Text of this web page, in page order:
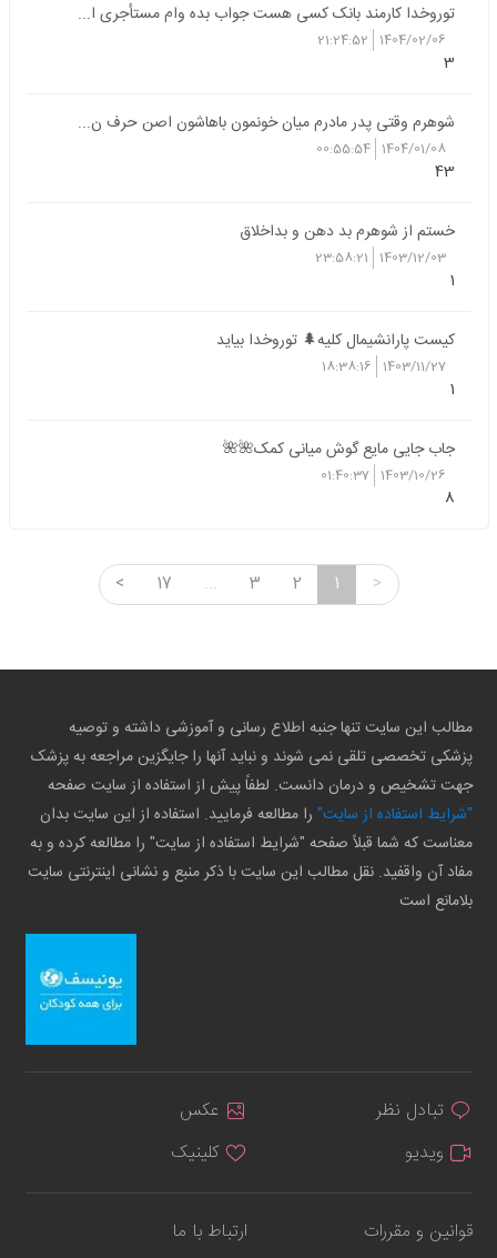
توروخدا کارمند بانک کسی هست جواب بده وام مستأجری ا...
1404/02/06
21:24:52
3
شوهرم وقتی پدر مادرم میان خونمون باهاشون اصن حرف ن...
1404/01/08
00:55:54
43
خستم از شوهرم بد دهن و بداخلاق
1403/12/03
23:58:21
1
کیست پارانشیمال کلیه🌲 توروخدا بیاید
1403/11/27
18:38:16
1
جاب جایی مایع گوش میانی کمک🌺🌺
1403/10/26
01:40:37
8
>
1
2
3
...
17
<
مطالب این سایت تنها جنبه اطلاع رسانی و آموزشی داشته و توصیه
پزشکی تخصصی تلقی نمی شوند و نباید آنها را جایگزین مراجعه به پزشک
جهت تشخیص و درمان دانست. لطفاً پیش از استفاده از سایت صفحه
"شرایط استفاده از سایت" را مطالعه فرمایید. استفاده از این سایت بدان
معناست که شما قبلاً صفحه "شرایط استفاده از سایت" را مطالعه کرده و به
مفاد آن واقفید. نقل مطالب این سایت با ذکر منبع و نشانی اینترنتی سایت
بلامانع است
تبادل نظر
عکس
ویدیو
کلینیک
قوانین و مقررات ارتباط با ما